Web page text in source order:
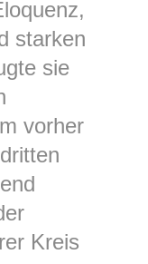
starken
sie
vorher
Kreis